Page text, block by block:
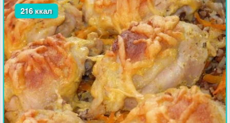
216 ккал